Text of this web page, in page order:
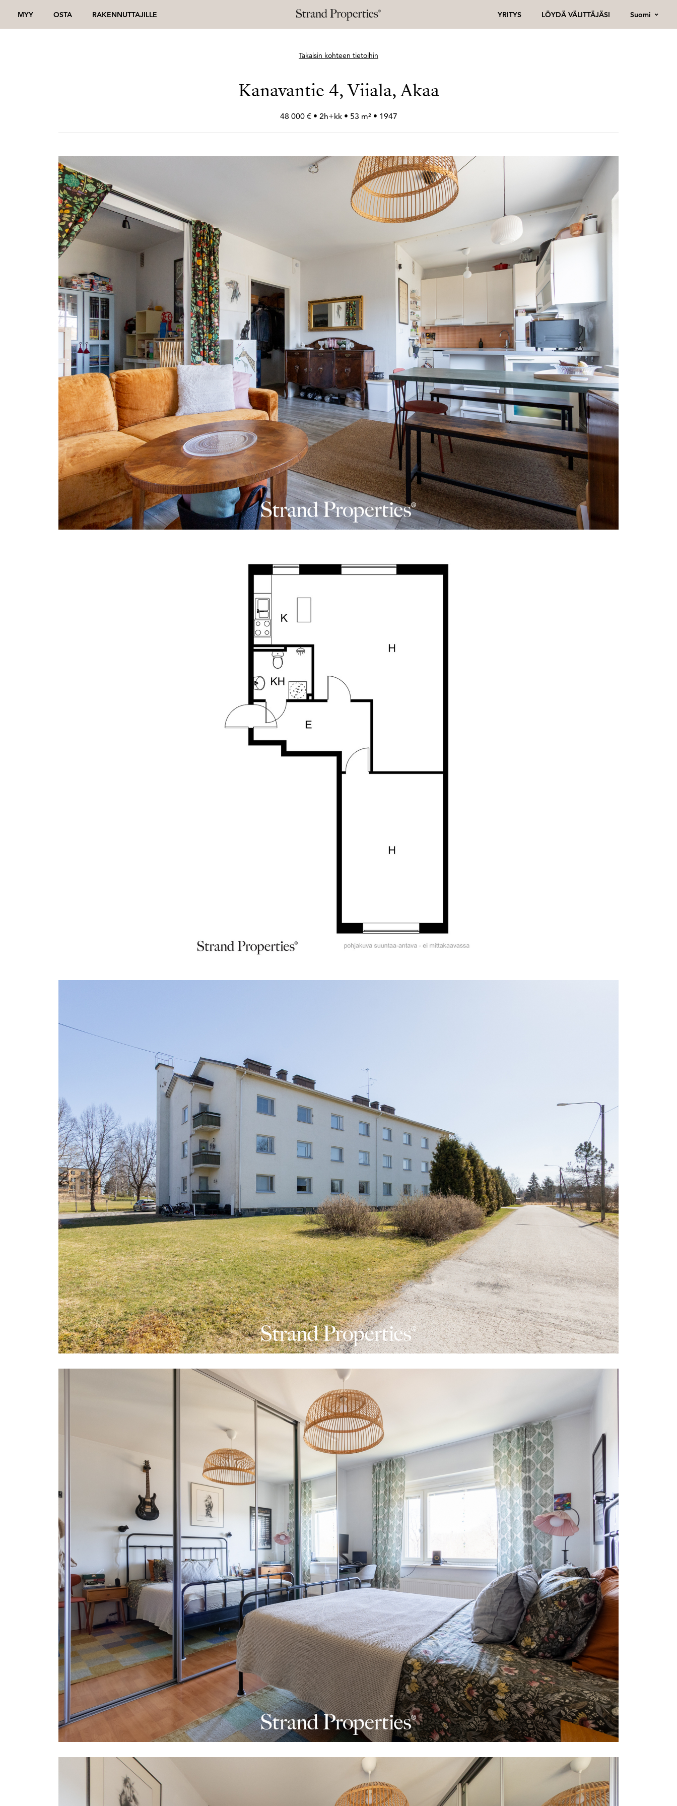
MYY OSTA RAKENNUTTAJILLE YRITYS LÖYDÄ VÄLITTÄJÄSI Suomi
Takaisin kohteen tietoihin
Kanavantie 4, Viiala, Akaa
48 000 € • 2h+kk • 53 m² • 1947